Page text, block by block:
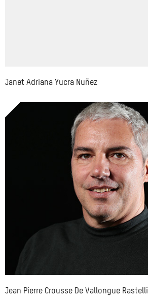
Janet Adriana Yucra Nuñez
Jean Pierre Crousse De Vallongue Rastelli